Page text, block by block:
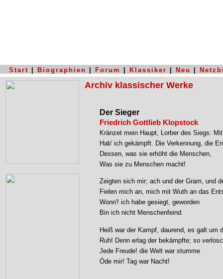
Start Biographien Forum Klassiker Neu
Archiv klassischer Werke
Der Sieger
Friedrich Gottlieb Klopstock
Kränzet mein Haupt, Lorber des Siegs:
Hab' ich gekämpft. Die Verkennung, die
Dessen, was sie erhöht die Menschen,
Was sie zu Menschen macht!
Zeigten sich mir; ach und der Gram, und
Fielen mich an, mich mit Wuth an das
Wonn'! ich habe gesiegt, geworden
Bin ich nicht Menschenfeind.
Heiß war der Kampf, daurend, es galt um
Ruh! Denn erlag der bekämpfte; so
Jede Freude! die Welt war stumme
Öde mir! Tag war Nacht!